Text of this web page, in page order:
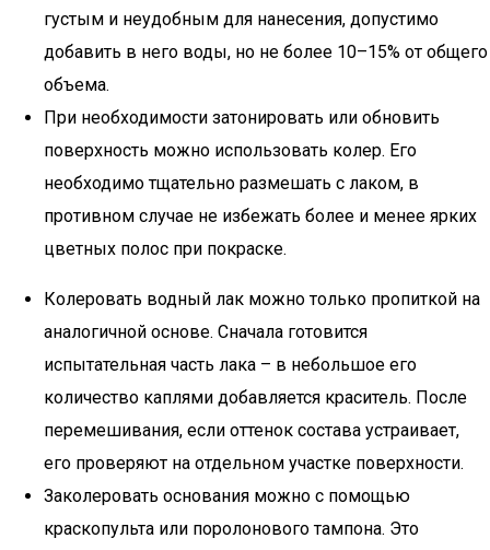
густым и неудобным для нанесения, допустимо
добавить в него воды, но не более 10–15% от общего
объема.
При необходимости затонировать или обновить
поверхность можно использовать колер. Его
необходимо тщательно размешать с лаком, в
противном случае не избежать более и менее ярких
цветных полос при покраске.
Колеровать водный лак можно только пропиткой на
аналогичной основе. Сначала готовится
испытательная часть лака – в небольшое его
количество каплями добавляется краситель. После
перемешивания, если оттенок состава устраивает,
его проверяют на отдельном участке поверхности.
Заколеровать основания можно с помощью
краскопульта или поролонового тампона. Это